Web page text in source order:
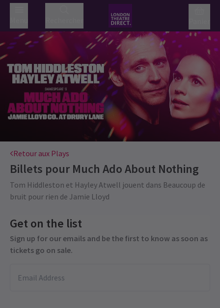
Retour aux Plays
Billets pour Much Ado About Nothing
Tom Hiddleston et Hayley Atwell jouent dans Beaucoup de
bruit pour rien de Jamie Lloyd
Get on the list
Sign up for our emails and be the first to know as soon as
tickets go on sale.